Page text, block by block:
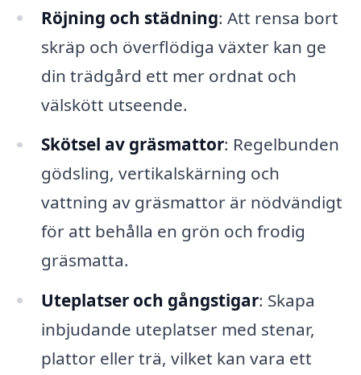
Röjning och städning: Att rensa bort
skräp och överflödiga växter kan ge
din trädgård ett mer ordnat och
välskött utseende.
Skötsel av gräsmattor: Regelbunden
gödsling, vertikalskärning och
vattning av gräsmattor är nödvändigt
för att behålla en grön och frodig
gräsmatta.
Uteplatser och gångstigar: Skapa
inbjudande uteplatser med stenar,
plattor eller trä, vilket kan vara ett